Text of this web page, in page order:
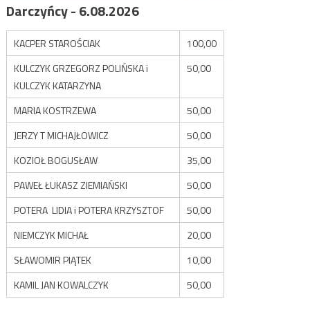
Darczyńcy - 6.08.2026
KACPER STAROŚCIAK
100,00
KULCZYK GRZEGORZ POLIŃSKA i
KULCZYK KATARZYNA
50,00
MARIA KOSTRZEWA
50,00
JERZY T MICHAJŁOWICZ
50,00
KOZIOŁ BOGUSŁAW
35,00
PAWEŁ ŁUKASZ ZIEMIAŃSKI
50,00
POTERA LIDIA i POTERA KRZYSZTOF
50,00
NIEMCZYK MICHAŁ
20,00
SŁAWOMIR PIĄTEK
10,00
KAMIL JAN KOWALCZYK
50,00